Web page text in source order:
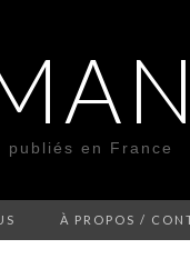
en France
À PROPOS /